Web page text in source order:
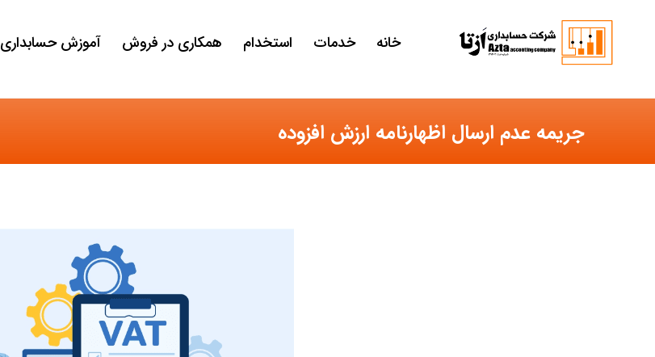
خانه خدمات استخدام همکاری در فروش آموزش حسابداری
جریمه عدم ارسال اظهارنامه ارزش افزوده